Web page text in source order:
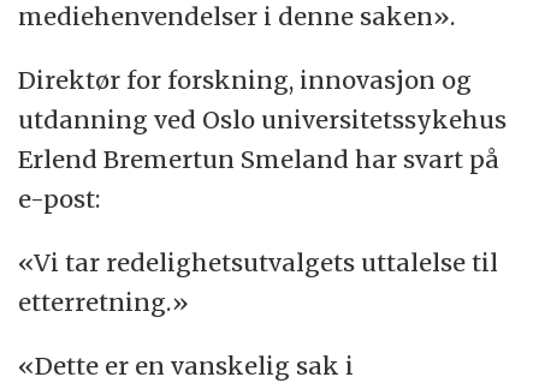
mediehenvendelser i denne saken».
Direktør for forskning, innovasjon og
utdanning ved Oslo universitetssykehus
Erlend Bremertun Smeland har svart på
e-post:
«Vi tar redelighetsutvalgets uttalelse til
etterretning.»
«Dette er en vanskelig sak i